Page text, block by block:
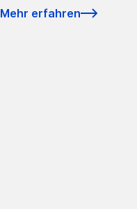
Mehr erfahren